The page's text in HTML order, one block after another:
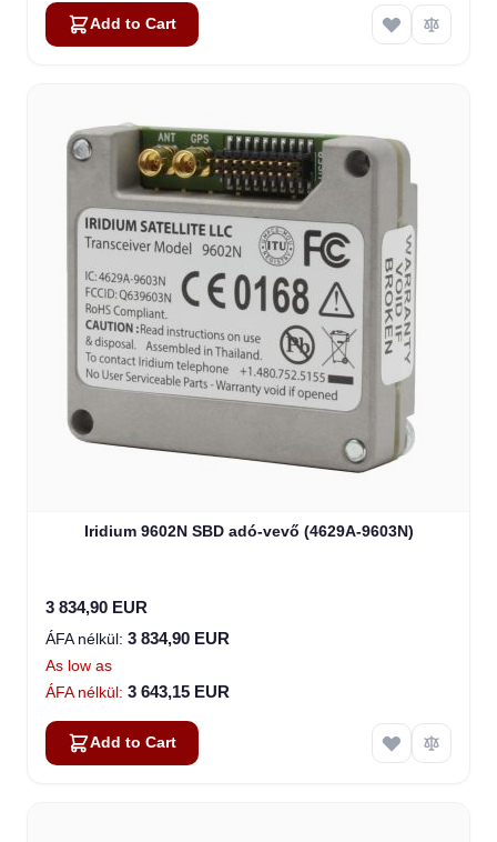
Add to Cart
Iridium 9602N SBD adó-vevő (4629A-9603N)
3 834,90 EUR
3 834,90 EUR
As low as
3 643,15 EUR
Add to Cart